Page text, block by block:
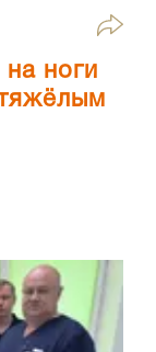
ноги